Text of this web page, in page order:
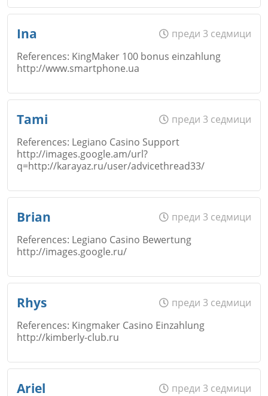
Коментар*
Откажи
Email
Коментар*
Ina
преди 3 седмици
References: KingMaker 100 bonus einzahlung
http://www.smartphone.ua
Email
Коментар*
Tami
преди 3 седмици
References: Legiano Casino Support
http://images.google.am/url?
q=http://karayaz.ru/user/advicethread33/
Email
Коментар*
Brian
преди 3 седмици
References: Legiano Casino Bewertung
http://images.google.ru/
Email
Rhys
преди 3 седмици
References: Kingmaker Casino Einzahlung
http://kimberly-club.ru
Ariel преди 3 седмици